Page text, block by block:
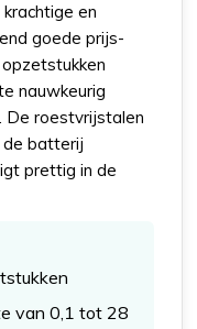
en
goede prijs-
nauwkeurig
De roestvrijstalen
de batterij
prettig in de
van 0,1 tot 28